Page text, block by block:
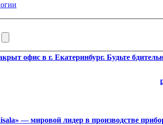
офис в г. Екатеринбург. Будьте
— мировой лидер в производстве